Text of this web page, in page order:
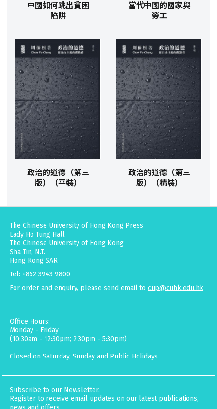
中國如何跳出貧困
陷阱
當代中國的國家與
勞工
政治的道德（第三
版）（平裝）
政治的道德（第三
版）（精裝）
The Chinese University of Hong Kong Press
Lady Ho Tung Hall
The Chinese University of Hong Kong
Sha Tin, N.T.
Hong Kong SAR
Tel: +852 3943 9800
For order and enquiry, please send email to cup@cuhk.edu.hk
Office Hours:
Monday - Friday
(10:30am - 12:30pm; 2:30pm - 5:30pm)
Closed on Saturday, Sunday and Public Holidays
Subscribe to our Newsletter.
Register to receive email updates on our latest publications,